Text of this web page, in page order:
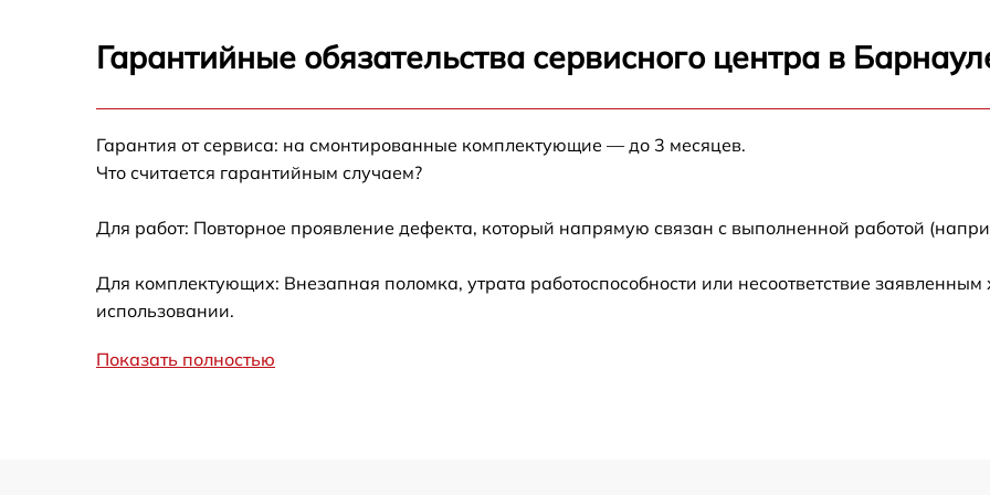
Замена системы охлаждения Fujitsu E5511 от 70 мин
Замена оперативной памяти Fujitsu E5511 от 50 мин
Гарантийные обязательства сервисного центра в
Гарантия от сервиса: на смонтированные комплектующие — до 3 месяцев.
Что считается гарантийным случаем?
Для работ: Повторное проявление дефекта, который напрямую связан с выполненной работой
Для комплектующих: Внезапная поломка, утрата работоспособности или несоответствие
использовании.
Показать полностью